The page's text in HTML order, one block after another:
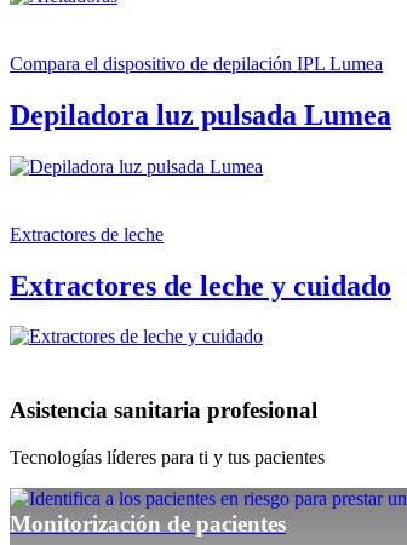
Compara el dispositivo de depilación IPL Lumea
Depiladora luz pulsada Lumea
Extractores de leche
Extractores de leche y cuidado
Asistencia sanitaria profesional
Tecnologías líderes para ti y tus pacientes
Monitorización de pacientes